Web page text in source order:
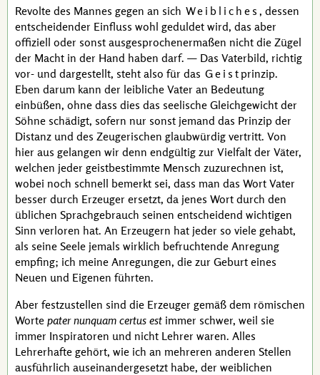
Revolte des Mannes gegen an sich Weibliches , dessen
entscheidender Einfluss wohl geduldet wird, das aber
offiziell oder sonst ausgesprochenermaßen nicht die Zügel
der Macht in der Hand haben darf. — Das Vaterbild, richtig
vor- und dargestellt, steht also für das Geist prinzip.
Eben darum kann der leibliche Vater an Bedeutung
einbüßen, ohne dass dies das seelische Gleichgewicht der
Söhne schädigt, sofern nur sonst jemand das Prinzip der
Distanz und des Zeugerischen glaubwürdig vertritt. Von
hier aus gelangen wir denn endgültig zur Vielfalt der Väter,
welchen jeder geistbestimmte Mensch zuzurechnen ist,
wobei noch schnell bemerkt sei, dass man das Wort Vater
besser durch Erzeuger ersetzt, da jenes Wort durch den
üblichen Sprachgebrauch seinen entscheidend wichtigen
Sinn verloren hat. An Erzeugern hat jeder so viele gehabt,
als seine Seele jemals wirklich befruchtende Anregung
empfing; ich meine Anregungen, die zur Geburt eines
Neuen und Eigenen führten.
Aber festzustellen sind die Erzeuger gemäß dem römischen
Worte pater nunquam certus est immer schwer, weil sie
immer Inspiratoren und nicht Lehrer waren. Alles
Lehrerhafte gehört, wie ich an mehreren anderen Stellen
ausführlich auseinandergesetzt habe, der weiblichen